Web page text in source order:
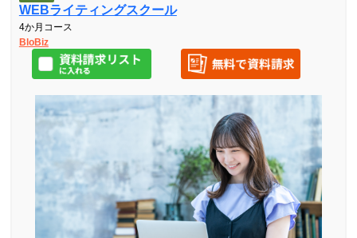
WEBライティングスクール
4か月コース
BloBiz